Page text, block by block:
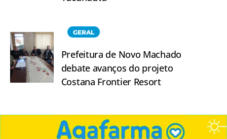
GERAL
Prefeitura de Novo Machado
debate avanços do projeto
Costana Frontier Resort